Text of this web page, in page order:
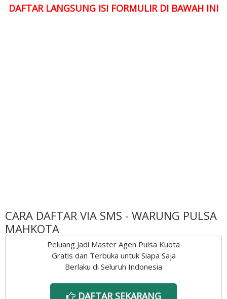
DAFTAR LANGSUNG ISI FORMULIR DI BAWAH INI
CARA DAFTAR VIA SMS - WARUNG PULSA
MAHKOTA
Peluang Jadi Master Agen Pulsa Kuota
Gratis dan Terbuka untuk Siapa Saja
Berlaku di Seluruh Indonesia
DAFTAR SEKARANG